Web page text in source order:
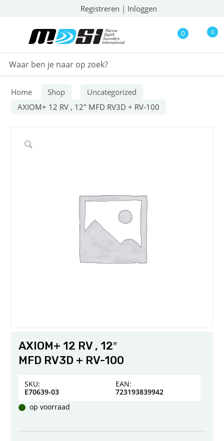
Registreren | Inloggen
0 0
Home Shop
Uncategorized
AXIOM+ 12 RV , 12″ MFD RV3D + RV-100
AXIOM+ 12 RV , 12″
MFD RV3D + RV-100
SKU:
E70639-03
EAN:
723193839942
op voorraad